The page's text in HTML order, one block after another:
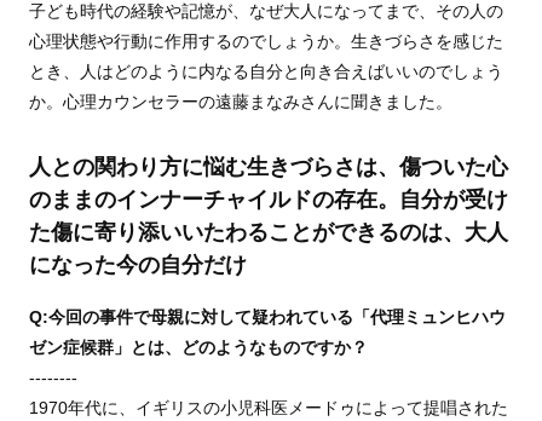
子ども時代の経験や記憶が、なぜ大人になってまで、その人の
心理状態や行動に作用するのでしょうか。生きづらさを感じた
とき、人はどのように内なる自分と向き合えばいいのでしょう
か。心理カウンセラーの遠藤まなみさんに聞きました。
人との関わり方に悩む生きづらさは、傷ついた心
のままのインナーチャイルドの存在。自分が受け
た傷に寄り添いいたわることができるのは、大人
になった今の自分だけ
Q:今回の事件で母親に対して疑われている「代理ミュンヒハウ
ゼン症候群」とは、どのようなものですか？
--------
1970年代に、イギリスの小児科医メードゥによって提唱された